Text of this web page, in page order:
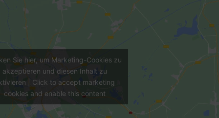
Sie hier, um Marketing-Cookies zu
akzeptieren und diesen Inhalt zu
| Click to accept marketing
cookies and enable this content